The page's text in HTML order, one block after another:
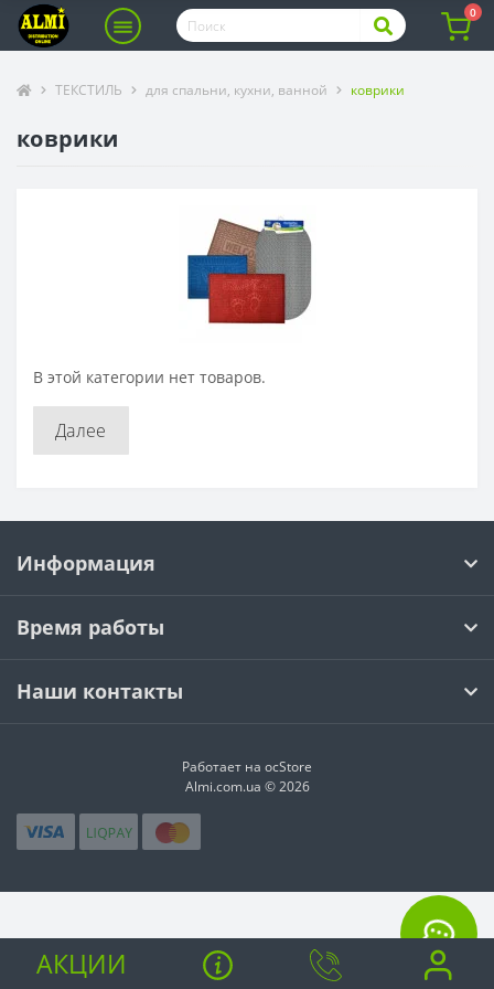
0
ТЕКСТИЛЬ для спальни, кухни, ванной коврики
коврики
В этой категории нет товаров.
Далее
Информация
Время работы
Наши контакты
Работает на ocStore
Almi.com.ua © 2026
АКЦИИ